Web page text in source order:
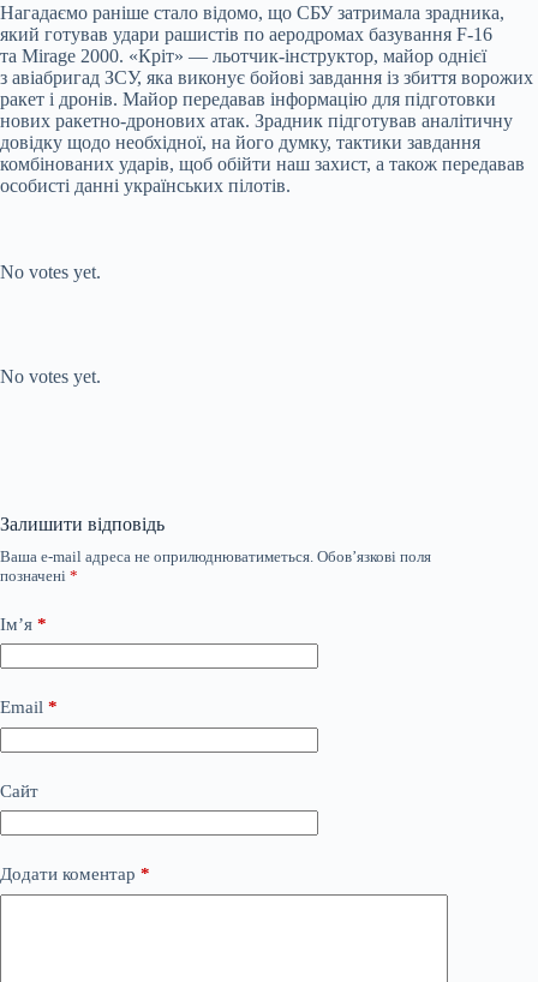
Нагадаємо раніше стало відомо, що СБУ затримала зрадника,
який готував удари рашистів по аеродромах базування F-16
та Mirage 2000. «Кріт» — льотчик-інструктор, майор однієї
з авіабригад ЗСУ, яка виконує бойові завдання із збиття ворожих
ракет і дронів. Майор передавав інформацію для підготовки
нових ракетно-дронових атак. Зрадник підготував аналітичну
довідку щодо необхідної, на його думку, тактики завдання
комбінованих ударів, щоб обійти наш захист, а також передавав
особисті данні українських пілотів.
No votes yet.
No votes yet.
Залишити відповідь
Ваша e-mail адреса не оприлюднюватиметься. Обов’язкові поля
позначені *
Ім’я *
Email *
Сайт
Додати коментар *